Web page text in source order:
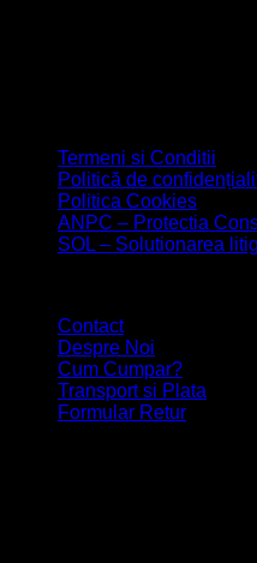
Termeni si Conditii
Politică de
Politica Cookies
ANPC – Protectia
SOL – Solutionarea
Contact
Despre Noi
Cum Cumpar?
Transport si Plata
Formular Retur